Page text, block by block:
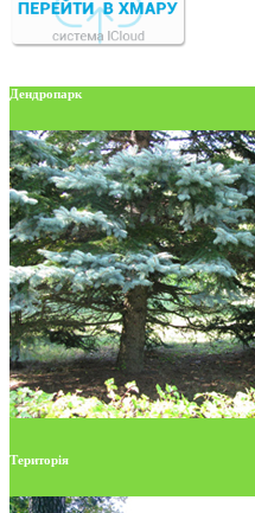
Дендропарк
Територія